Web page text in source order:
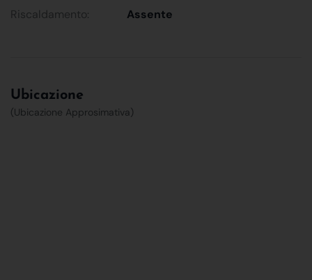
Riscaldamento:
Assente
Ubicazione
(Ubicazione Approsimativa)